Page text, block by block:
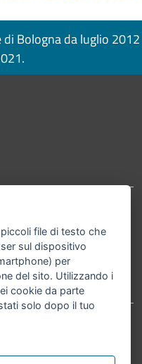
Bologna da luglio 2012
IBAN: IT 88 R
personali Note legali
file di testo che
sul dispositivo
per
del sito. Utilizzando i
cookie da parte
solo dopo il tuo